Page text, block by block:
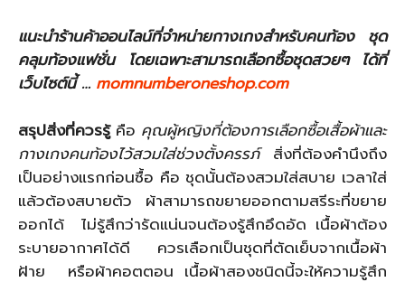
แนะนำร้านค้าออนไลน์ที่จำหน่ายกางเกงสำหรับคนท้อง ชุด
คลุมท้องแฟชั่น โดยเฉพาะสามารถเลือกซื้อชุดสวยๆ ได้ที่
เว็บไซต์นี้ … momnumberoneshop.com
สรุปสิ่งที่ควรรู้คือ คุณผู้หญิงที่ต้องการเลือกซื้อเสื้อผ้าและ
กางเกงคนท้องไว้สวมใส่ช่วงตั้งครรภ์สิ่งที่ต้องคำนึงถึง
เป็นอย่างแรกก่อนซื้อ คือ ชุดนั้นต้องสวมใส่สบาย เวลาใส่
แล้วต้องสบายตัว ผ้าสามารถขยายออกตามสรีระที่ขยาย
ออกได้ ไม่รู้สึกว่ารัดแน่นจนต้องรู้สึกอึดอัด เนื้อผ้าต้อง
ระบายอากาศได้ดี ควรเลือกเป็นชุดที่ตัดเย็บจากเนื้อผ้า
ฝ้าย หรือผ้าคอตตอน เนื้อผ้าสองชนิดนี้จะให้ความรู้สึก